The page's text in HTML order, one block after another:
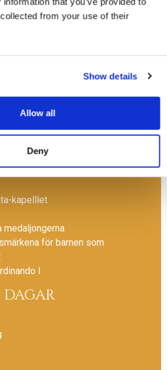
from your use of their
Show details
Allow all
Deny
1500-talet i SS Annunziatas
kapelllet
medaljongerna
för barnen som
I
dagar